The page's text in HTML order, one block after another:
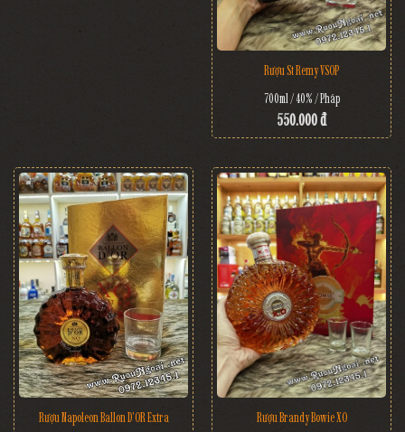
Rượu St Remy VSOP
700ml / 40% / Pháp
550.000 đ
Rượu Napoleon Ballon D'OR Extra Rượu Brandy Bowie XO